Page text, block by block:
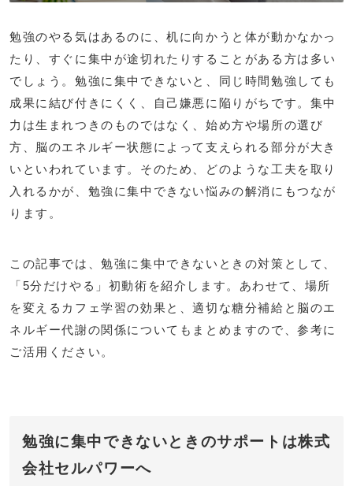
勉強のやる気はあるのに、机に向かうと体が動かなかっ
たり、すぐに集中が途切れたりすることがある方は多い
でしょう。勉強に集中できないと、同じ時間勉強しても
成果に結び付きにくく、自己嫌悪に陥りがちです。集中
力は生まれつきのものではなく、始め方や場所の選び
方、脳のエネルギー状態によって支えられる部分が大き
いといわれています。そのため、どのような工夫を取り
入れるかが、勉強に集中できない悩みの解消にもつなが
ります。
この記事では、勉強に集中できないときの対策として、
「5分だけやる」初動術を紹介します。あわせて、場所
を変えるカフェ学習の効果と、適切な糖分補給と脳のエ
ネルギー代謝の関係についてもまとめますので、参考に
ご活用ください。
勉強に集中できないときのサポートは株式
会社セルパワーへ